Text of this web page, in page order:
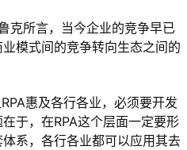
克所言，当今企业的竞争早已
模式间的竞争转向生态之间的
惠及各行各业，必须要开发
于，在RPA这个层面一定要形
系，各行各业都可以应用其去